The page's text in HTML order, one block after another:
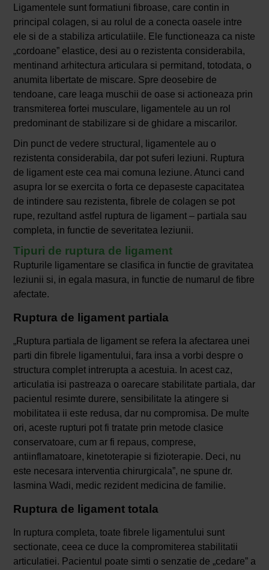
Ligamentele sunt formatiuni fibroase, care contin in
principal colagen, si au rolul de a conecta oasele intre
ele si de a stabiliza articulatiile. Ele functioneaza ca niste
„cordoane” elastice, desi au o rezistenta considerabila,
mentinand arhitectura articulara si permitand, totodata, o
anumita libertate de miscare. Spre deosebire de
tendoane, care leaga muschii de oase si actioneaza prin
transmiterea fortei musculare, ligamentele au un rol
predominant de stabilizare si de ghidare a miscarilor.
Din punct de vedere structural, ligamentele au o
rezistenta considerabila, dar pot suferi leziuni. Ruptura
de ligament este cea mai comuna leziune. Atunci cand
asupra lor se exercita o forta ce depaseste capacitatea
de intindere sau rezistenta, fibrele de colagen se pot
rupe, rezultand astfel ruptura de ligament – partiala sau
completa, in functie de severitatea leziunii.
Tipuri de ruptura de ligament
Rupturile ligamentare se clasifica in functie de gravitatea
leziunii si, in egala masura, in functie de numarul de fibre
afectate.
Ruptura de ligament partiala
„Ruptura partiala de ligament se refera la afectarea unei
parti din fibrele ligamentului, fara insa a vorbi despre o
structura complet intrerupta a acestuia. In acest caz,
articulatia isi pastreaza o oarecare stabilitate partiala, dar
pacientul resimte durere, sensibilitate la atingere si
mobilitatea ii este redusa, dar nu compromisa. De multe
ori, aceste rupturi pot fi tratate prin metode clasice
conservatoare, cum ar fi repaus, comprese,
antiinflamatoare, kinetoterapie si fizioterapie. Deci, nu
este necesara interventia chirurgicala”, ne spune dr.
Iasmina Wadi, medic rezident medicina de familie.
Ruptura de ligament totala
In ruptura completa, toate fibrele ligamentului sunt
sectionate, ceea ce duce la compromiterea stabilitatii
articulatiei. Pacientul poate simti o senzatie de „cedare” a